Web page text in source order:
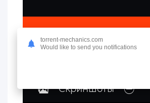
СКАЧАТЬ ФАЙЛ
Скриншоты
torrent-mechanics.com
Would like to send you notifications